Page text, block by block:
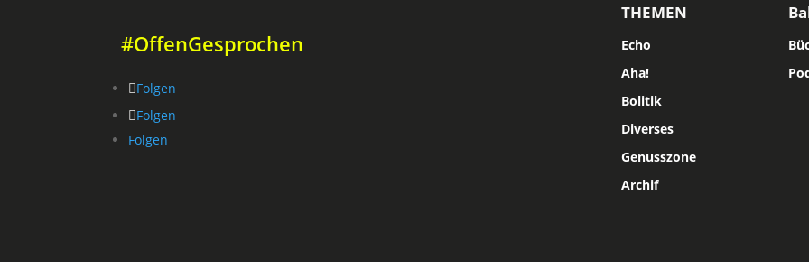
#OffenGesprochen
Folgen
Folgen
Folgen
THEMEN
Echo
Aha!
Bolitik
Diverses
Genusszone
Archif